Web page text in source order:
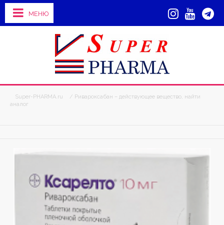
МЕНЮ
Super-PHARMA.ru
/ Ривароксабан – действующее вещество, найти
аналог